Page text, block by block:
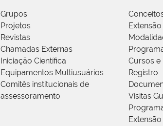
Grupos
Projetos
Revistas
Chamadas Externas
Iniciação Científica
Equipamentos Multiusuários
Comitês institucionais de
assessoramento
Cursos e
Registro
Visitas